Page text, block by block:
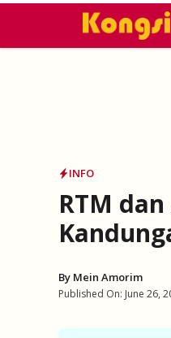
INFO
RTM
By Mein Amorim
Published On: June 26,